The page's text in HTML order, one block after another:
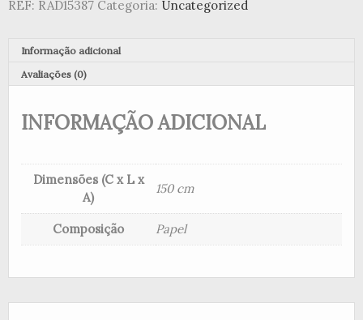
Rosa
REF: RAD15387 Categoria: Uncategorized
Informação adicional
Avaliações (0)
INFORMAÇÃO ADICIONAL
Dimensões (C x L x
A)
150 cm
Composição Papel